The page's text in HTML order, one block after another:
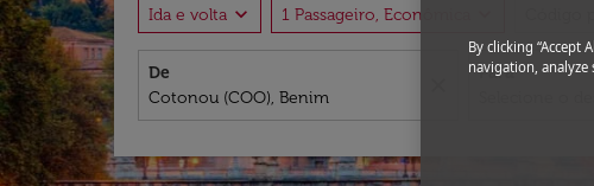
Ida e volta expand_more 1 Passageiro, Econômica
De Para
By clicking “Accept
navigation,